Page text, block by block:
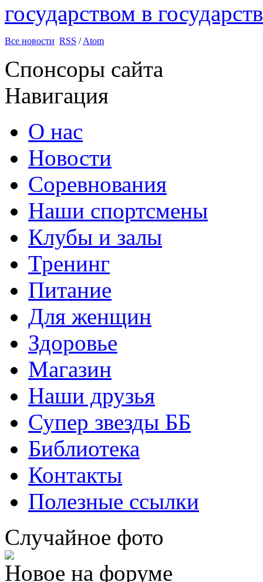
государством в
Все новости RSS /Atom
Спонсоры сайта
Навигация
О нас
Новости
Соревнования
Наши спортсмены
Клубы и залы
Тренинг
Питание
Для женщин
Здоровье
Магазин
Наши друзья
Супер звезды ББ
Библиотека
Контакты
Полезные ссылки
Случайное фото
Новое на форуме